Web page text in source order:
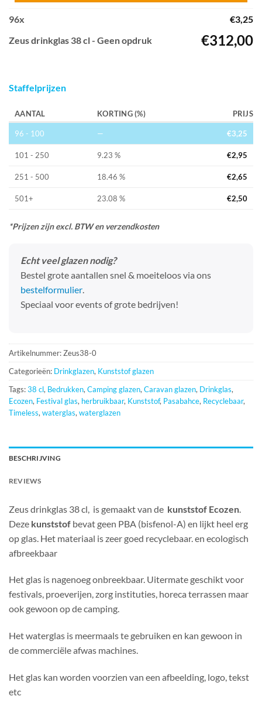
96x €3,25
Zeus drinkglas 38 cl - Geen opdruk
€312,00
Staffelprijzen
AANTAL KORTING (%) PRIJS
96 - 100 — €3,25
101 - 250 9.23 % €2,95
251 - 500 18.46 % €2,65
501+ 23.08 % €2,50
*Prijzen zijn excl. BTW en verzendkosten
Echt veel glazen nodig?
Bestel grote aantallen snel & moeiteloos via ons
bestelformulier.
Speciaal voor events of grote bedrijven!
Artikelnummer:Zeus38-0
Categorieën: Drinkglazen, Kunststof glazen
Tags:38 cl, Bedrukken, Camping glazen, Caravan glazen, Drinkglas,
Ecozen, Festival glas, herbruikbaar, Kunststof, Pasabahce, Recyclebaar,
Timeless, waterglas, waterglazen
BESCHRIJVING
REVIEWS
Zeus drinkglas 38 cl, is gemaakt van de kunststof Ecozen
Deze kunststof bevat geen PBA (bisfenol-A) en lijkt heel erg
op glas. Het materiaal is zeer goed recyclebaar. en ecologisch
afbreekbaar
Het glas is nagenoeg onbreekbaar. Uitermate geschikt voor
festivals, proeverijen, zorg instituties, horeca terrassen maar
ook gewoon op de camping.
Het waterglas is meermaals te gebruiken en kan gewoon in
de commerciële afwas machines.
Het glas kan worden voorzien van een afbeelding, logo, tekst
etc